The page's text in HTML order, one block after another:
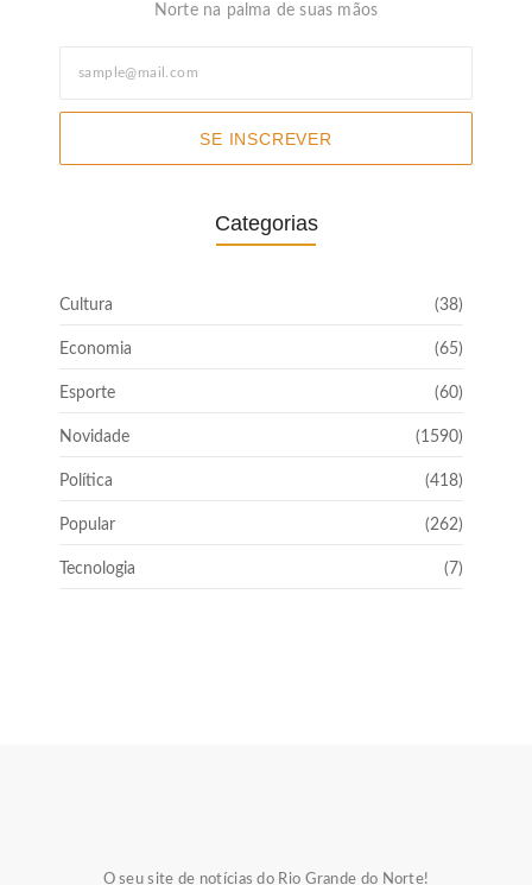
Norte na palma de suas mãos
SE INSCREVER
Categorias
Cultura (38)
Economia (65)
Esporte (60)
Novidade (1590)
Política (418)
Popular (262)
Tecnologia (7)
O seu site de notícias do Rio Grande do Norte!